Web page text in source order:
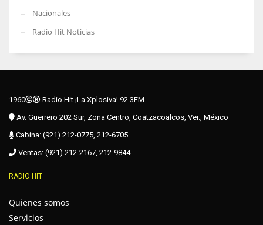
Nacionales
Radio Hit Noticias
1960
Radio Hit ¡La Xplosiva! 92.3FM
Av. Guerrero 202 Sur, Zona Centro, Coatzacoalcos, Ver., México
Cabina: (921) 212-0775, 212-6705
Ventas: (921) 212-2167, 212-9844
RADIO HIT
Quienes somos
Servicios